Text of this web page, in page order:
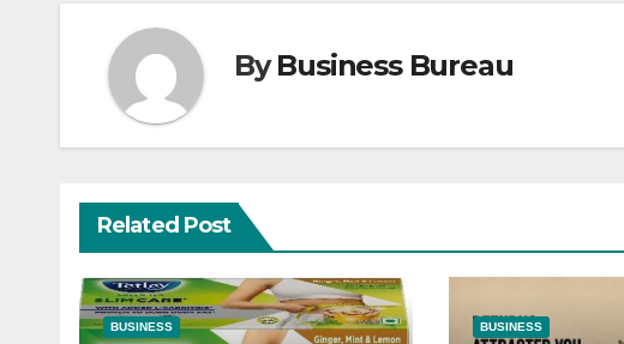
ByBusiness Bureau
Related Post
BUSINESS BUSINESS